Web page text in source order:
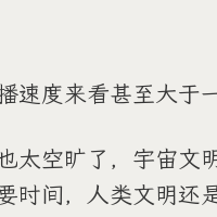
速度来看甚至大于
太空旷了，宇宙文
时间，人类文明还